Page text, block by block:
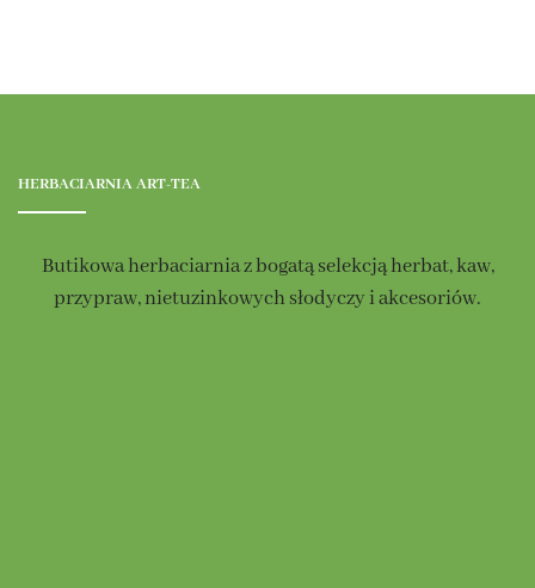
HERBACIARNIA ART-TEA
Butikowa herbaciarnia z bogatą selekcją herbat, kaw,
przypraw, nietuzinkowych słodyczy i akcesoriów.